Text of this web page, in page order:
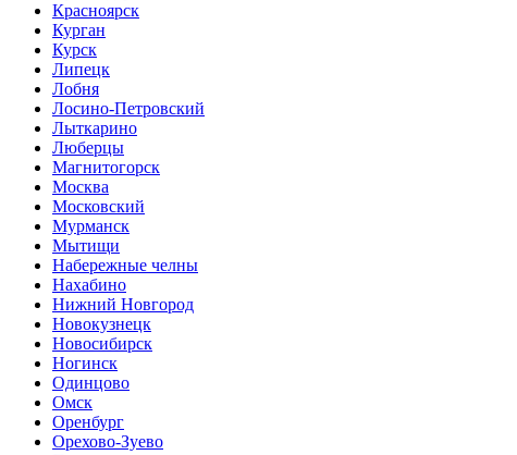
Красноярск
Курган
Курск
Липецк
Лобня
Лосино-Петровский
Лыткарино
Люберцы
Магнитогорск
Москва
Московский
Мурманск
Мытищи
Набережные челны
Нахабино
Нижний Новгород
Новокузнецк
Новосибирск
Ногинск
Одинцово
Омск
Оренбург
Орехово-Зуево